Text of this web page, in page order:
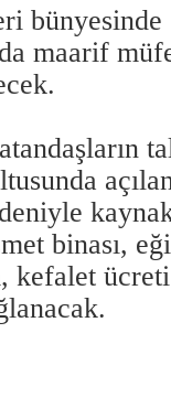
bünyesinde
maarif
binası,
kefalet